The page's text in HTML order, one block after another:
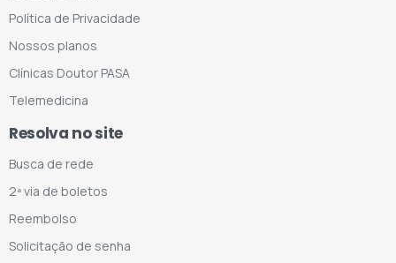
Política de Privacidade
Nossos planos
Clínicas Doutor PASA
Telemedicina
Resolva no site
Busca de rede
2ª via de boletos
Reembolso
Solicitação de senha